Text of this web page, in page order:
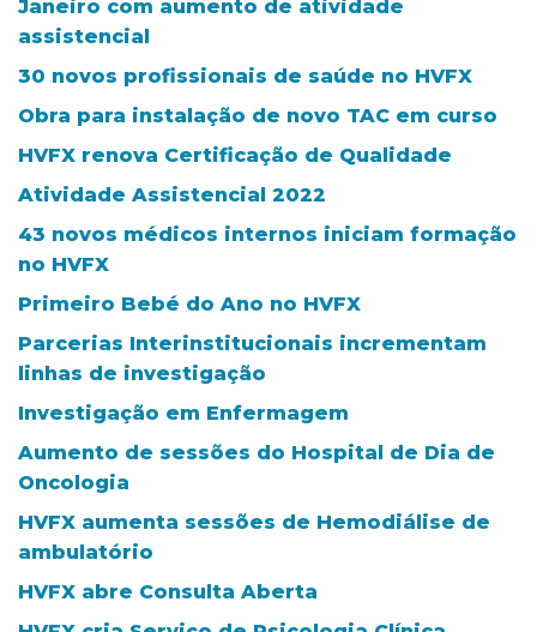
Janeiro com aumento de atividade
assistencial
30 novos profissionais de saúde no HVFX
Obra para instalação de novo TAC em curso
HVFX renova Certificação de Qualidade
Atividade Assistencial 2022
43 novos médicos internos iniciam formação
no HVFX
Primeiro Bebé do Ano no HVFX
Parcerias Interinstitucionais incrementam
linhas de investigação
Investigação em Enfermagem
Aumento de sessões do Hospital de Dia de
Oncologia
HVFX aumenta sessões de Hemodiálise de
ambulatório
HVFX abre Consulta Aberta